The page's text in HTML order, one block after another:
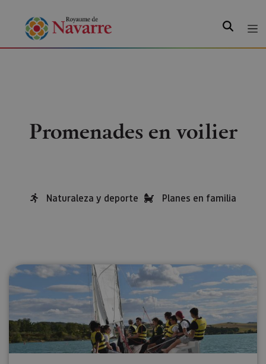
Promenades en voilier
Naturaleza y deporte Planes en familia